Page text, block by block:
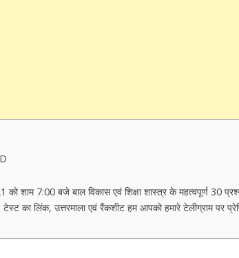
7:00 बजे बाल विकास एवं शिक्षा शास्त्र के महत्वपूर्ण 30
लिंक, उत्तरमाला एवं रैंकशीट हम आपको हमारे टेलीग्राम पर